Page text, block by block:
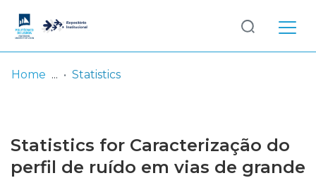
Browse repository
Log
In
Home Statistics
Statistics for Caracterização do
perfil de ruído em vias de grande